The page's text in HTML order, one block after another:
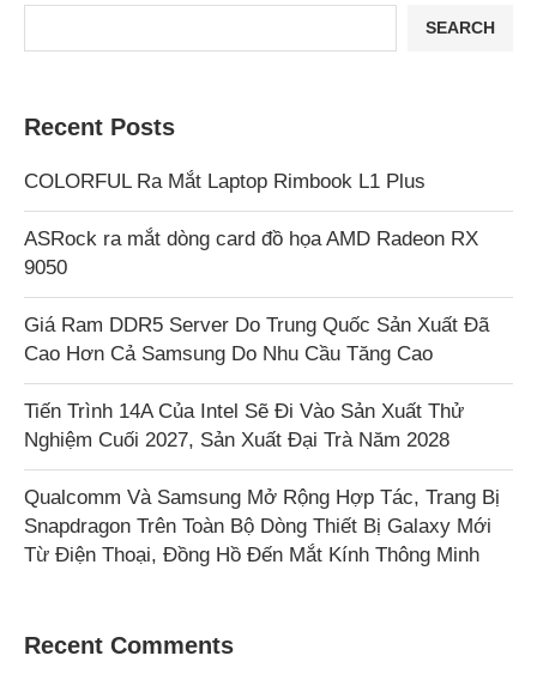
SEARCH
Recent Posts
COLORFUL Ra Mắt Laptop Rimbook L1 Plus
ASRock ra mắt dòng card đồ họa AMD Radeon RX
9050
Giá Ram DDR5 Server Do Trung Quốc Sản Xuất Đã
Cao Hơn Cả Samsung Do Nhu Cầu Tăng Cao
Tiến Trình 14A Của Intel Sẽ Đi Vào Sản Xuất Thử
Nghiệm Cuối 2027, Sản Xuất Đại Trà Năm 2028
Qualcomm Và Samsung Mở Rộng Hợp Tác, Trang Bị
Snapdragon Trên Toàn Bộ Dòng Thiết Bị Galaxy Mới
Từ Điện Thoại, Đồng Hồ Đến Mắt Kính Thông Minh
Recent Comments